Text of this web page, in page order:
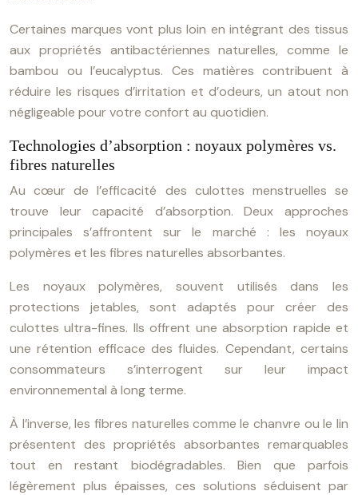
Certaines marques vont plus loin en intégrant des tissus
aux propriétés antibactériennes naturelles, comme le
bambou ou l’eucalyptus. Ces matières contribuent à
réduire les risques d’irritation et d’odeurs, un atout non
négligeable pour votre confort au quotidien.
Technologies d’absorption : noyaux polymères vs.
fibres naturelles
Au cœur de l’efficacité des culottes menstruelles se
trouve leur capacité d’absorption. Deux approches
principales s’affrontent sur le marché : les noyaux
polymères et les fibres naturelles absorbantes.
Les noyaux polymères, souvent utilisés dans les
protections jetables, sont adaptés pour créer des
culottes ultra-fines. Ils offrent une absorption rapide et
une rétention efficace des fluides. Cependant, certains
consommateurs s’interrogent sur leur impact
environnemental à long terme.
À l’inverse, les fibres naturelles comme le chanvre ou le lin
présentent des propriétés absorbantes remarquables
tout en restant biodégradables. Bien que parfois
légèrement plus épaisses, ces solutions séduisent par